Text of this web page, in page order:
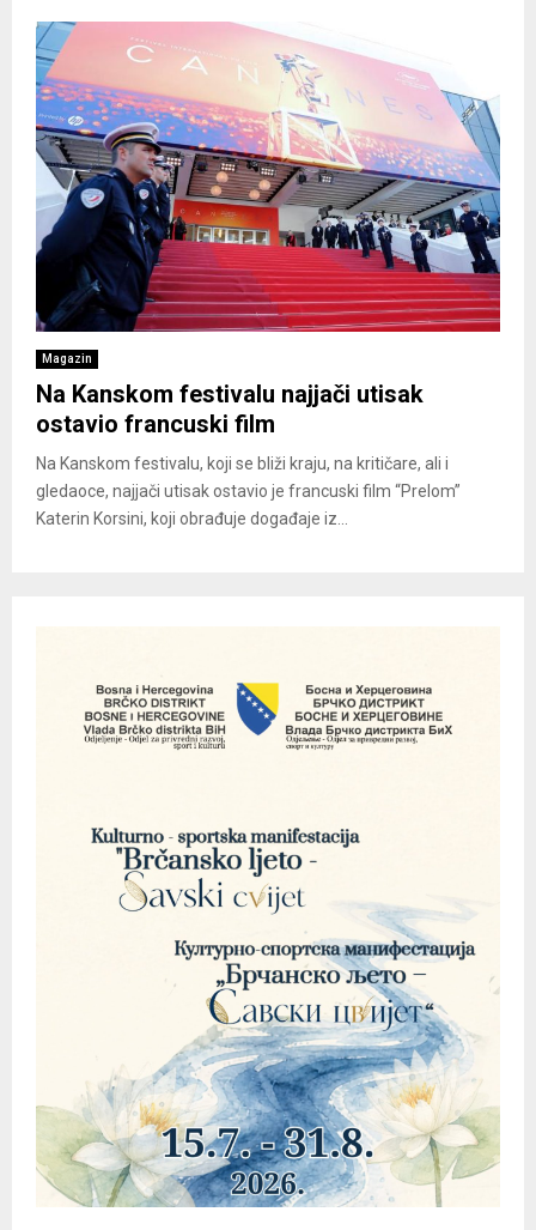
Magazin
Na Kanskom festivalu najjači utisak
ostavio francuski film
Na Kanskom festivalu, koji se bliži kraju, na kritičare, ali i
gledaoce, najjači utisak ostavio je francuski film “Prelom”
Katerin Korsini, koji obrađuje događaje iz...